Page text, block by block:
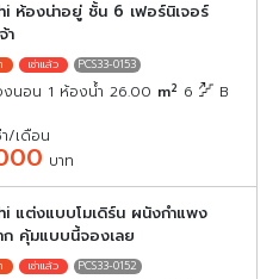
ห้องน่าอยู่ ชั้น 6 เฟอร์นิเจอร์
า
PCS33-0153
งนอน 1 ห้องน้ำ 26.00 m2 6 B
า/เดือน
บาท
แต่งแบบโมเดิร์น ผนังกำแพง
คุ้มแบบนี้จองเลย
PCS33-0152